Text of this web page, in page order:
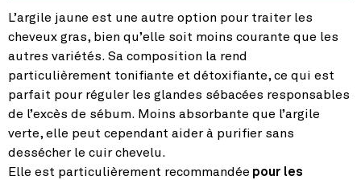
L’argile jaune est une autre option pour traiter les
cheveux gras, bien qu’elle soit moins courante que les
autres variétés. Sa composition la rend
particulièrement tonifiante et détoxifiante, ce qui est
parfait pour réguler les glandes sébacées responsables
de l’excès de sébum. Moins absorbante que l’argile
verte, elle peut cependant aider à purifier sans
dessécher le cuir chevelu.
Elle est particulièrement recommandée pour les